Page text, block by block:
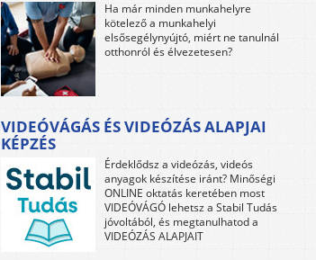
Ha már minden munkahelyre
kötelező a munkahelyi
elsősegélynyújtó, miért ne tanulnál
otthonról és élvezetesen?
VIDEÓVÁGÁS ÉS VIDEÓZÁS ALAPJAI
KÉPZÉS
Érdeklődsz a videózás, videós
anyagok készítése iránt? Minőségi
ONLINE oktatás keretében most
VIDEÓVÁGÓ lehetsz a Stabil Tudás
jóvoltából, és megtanulhatod a
VIDEÓZÁS ALAPJAIT